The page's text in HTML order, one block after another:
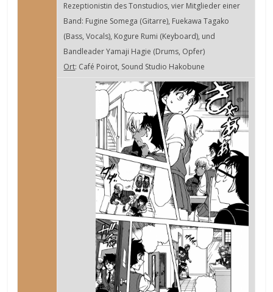
Rezeptionistin des Tonstudios, vier Mitglieder einer
Band: Fugine Somega (Gitarre), Fuekawa Tagako
(Bass, Vocals), Kogure Rumi (Keyboard), und
Bandleader Yamaji Hagie (Drums, Opfer)
Ort: Café Poirot, Sound Studio Hakobune